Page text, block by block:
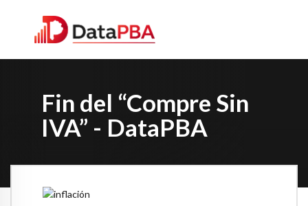
Fin del “Compre Sin
IVA” - DataPBA